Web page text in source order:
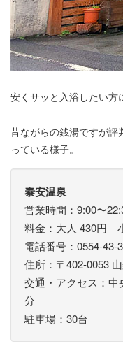
安くサッと入浴したい方
昔ながらの銭湯ですが評
っている様子。
泰安温泉
営業時間：9:00〜
料金：大人 430円
電話番号：0554-43-
住所：〒402-0053
交通・アクセス：
分
駐車場：30台